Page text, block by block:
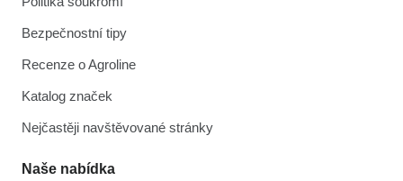
Bezpečnostní tipy
Recenze o Agroline
Katalog značek
Nejčastěji navštěvované stránky
Naše nabídka